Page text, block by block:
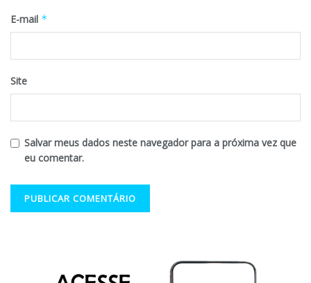
E-mail *
Site
Salvar meus dados neste navegador para a próxima vez que
eu comentar.